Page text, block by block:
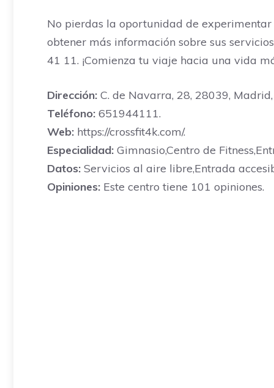
No pierdas la oportunidad de
obtener más información sobre sus
41 11. ¡Comienza tu viaje hacia una vida
Dirección: C. de Navarra, 28, 28039,
Teléfono: 651944111.
Web: https://crossfit4k.com/.
Especialidad: Gimnasio,Centro de
Datos: Servicios al aire libre,Entrada
Opiniones: Este centro tiene 101 opiniones.